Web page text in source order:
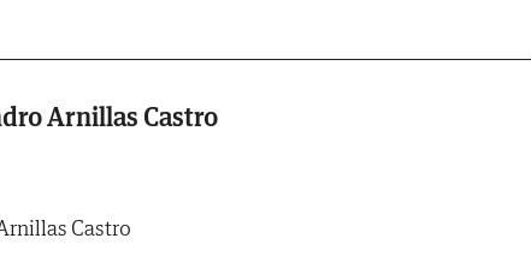
Arnillas Castro
Castro